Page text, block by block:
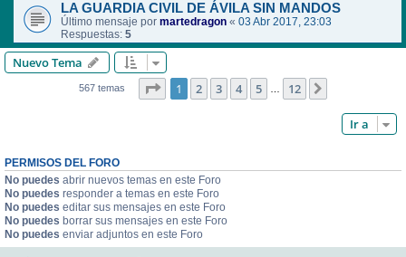
LA GUARDIA CIVIL DE ÁVILA SIN MANDOS
Último mensaje por martedragon « 03 Abr 2017, 23:03
Respuestas: 5
Nuevo Tema
567 temas Página de 12
1 2 3 4 5 … 12
Ir a
PERMISOS DEL FORO
No puedes abrir nuevos temas en este Foro
No puedes responder a temas en este Foro
No puedes editar sus mensajes en este Foro
No puedes borrar sus mensajes en este Foro
No puedes enviar adjuntos en este Foro